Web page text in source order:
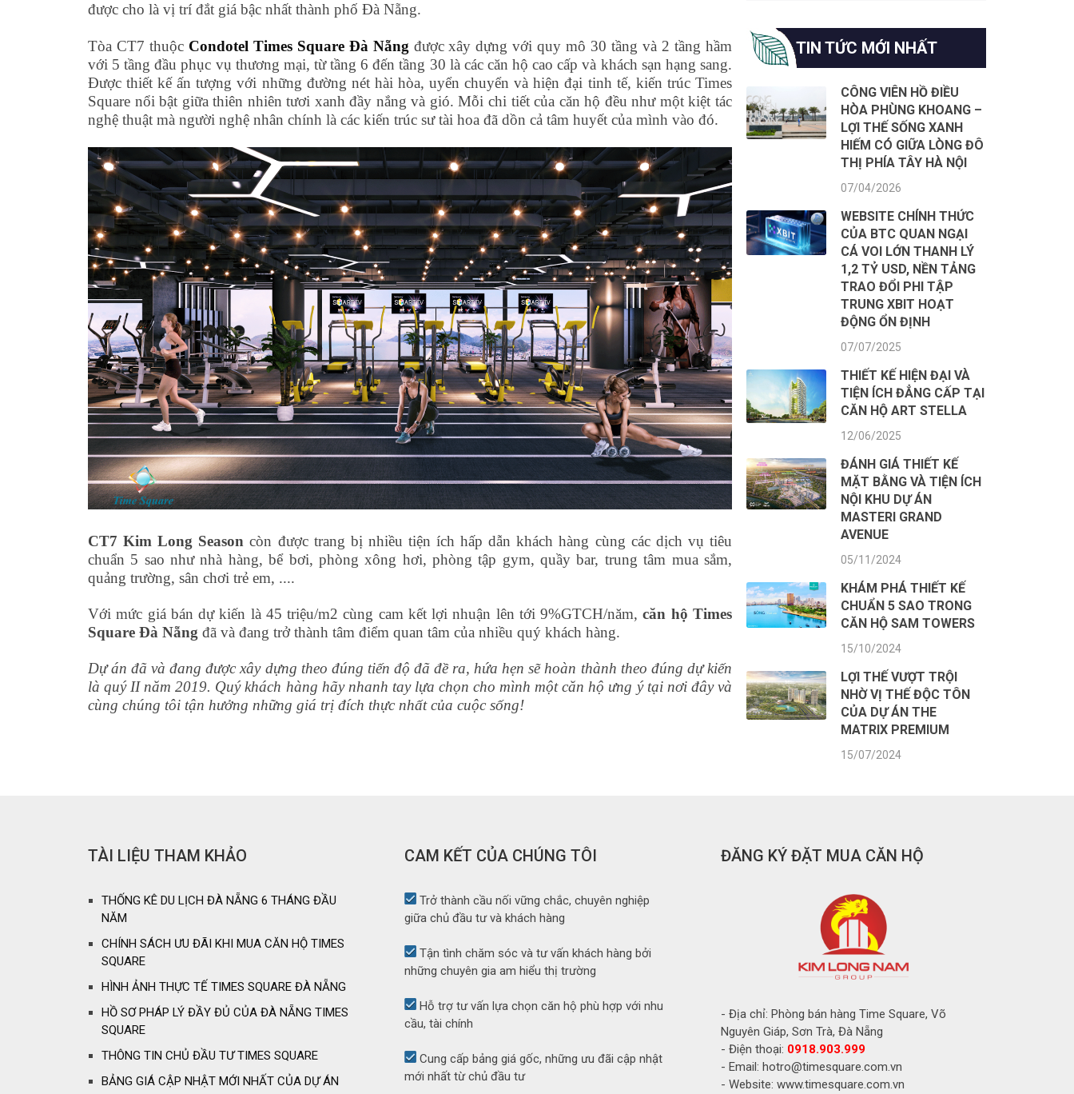
được cho là vị trí đắt giá bậc nhất thành phố Đà Nẵng.
Tòa CT7 thuộc Condotel Times Square Đà Nẵng được xây dựng với quy mô 30 tầng và 2 tầng hầm
với 5 tầng đầu phục vụ thương mại, từ tầng 6 đến tầng 30 là các căn hộ cao cấp và khách sạn hạng sang.
Được thiết kế ấn tượng với những đường nét hài hòa, uyển chuyển và hiện đại tinh tế, kiến trúc Times
Square nổi bật giữa thiên nhiên tươi xanh đầy nắng và gió. Mỗi chi tiết của căn hộ đều như một kiệt tác
nghệ thuật mà người nghệ nhân chính là các kiến trúc sư tài hoa đã dồn cả tâm huyết của mình vào đó.
CT7 Kim Long Seasoncòn được trang bị nhiều tiện ích hấp dẫn khách hàng cùng các dịch vụ tiêu
chuẩn 5 sao như nhà hàng, bể bơi, phòng xông hơi, phòng tập gym, quầy bar, trung tâm mua sắm,
quảng trường, sân chơi trẻ em, ....
Với mức giá bán dự kiến là 45 triệu/m2 cùng cam kết lợi nhuận lên tới 9%GTCH/năm,căn hộ Times
Square Đà Nẵng đã và đang trở thành tâm điểm quan tâm của nhiều quý khách hàng.
Dự án đã và đang được xây dựng theo đúng tiến độ đã đề ra, hứa hẹn sẽ hoàn thành theo đúng dự kiến
là quý II năm 2019. Quý khách hàng hãy nhanh tay lựa chọn cho mình một căn hộ ưng ý tại nơi đây và
cùng chúng tôi tận hưởng những giá trị đích thực nhất của cuộc sống!
TIN TỨC MỚI NHẤT
CÔNG VIÊN HỒ ĐIỀU
HÒA PHÙNG KHOANG –
LỢI THẾ SỐNG XANH
HIẾM CÓ GIỮA LÒNG ĐÔ
THỊ PHÍA TÂY HÀ NỘI
07/04/2026
WEBSITE CHÍNH THỨC
CỦA BTC QUAN NGẠI
CÁ VOI LỚN THANH LÝ
1,2 TỶ USD, NỀN TẢNG
TRAO ĐỔI PHI TẬP
TRUNG XBIT HOẠT
ĐỘNG ỔN ĐỊNH
07/07/2025
THIẾT KẾ HIỆN ĐẠI VÀ
TIỆN ÍCH ĐẲNG CẤP TẠI
CĂN HỘ ART STELLA
12/06/2025
ĐÁNH GIÁ THIẾT KẾ
MẶT BẰNG VÀ TIỆN ÍCH
NỘI KHU DỰ ÁN
MASTERI GRAND
AVENUE
05/11/2024
KHÁM PHÁ THIẾT KẾ
CHUẨN 5 SAO TRONG
CĂN HỘ SAM TOWERS
15/10/2024
LỢI THẾ VƯỢT TRỘI
NHỜ VỊ THẾ ĐỘC TÔN
CỦA DỰ ÁN THE
MATRIX PREMIUM
15/07/2024
TÀI LIỆU THAM KHẢO
THỐNG KÊ DU LỊCH ĐÀ NẴNG 6 THÁNG ĐẦU
NĂM
CHÍNH SÁCH ƯU ĐÃI KHI MUA CĂN HỘ TIMES
SQUARE
HÌNH ẢNH THỰC TẾ TIMES SQUARE ĐÀ NẴNG
HỒ SƠ PHÁP LÝ ĐẦY ĐỦ CỦA ĐÀ NẴNG TIMES
SQUARE
THÔNG TIN CHỦ ĐẦU TƯ TIMES SQUARE
BẢNG GIÁ CẬP NHẬT MỚI NHẤT CỦA DỰ ÁN
CAM KẾT CỦA CHÚNG TÔI
Trở thành cầu nối vững chắc, chuyên nghiệp
giữa chủ đầu tư và khách hàng
Tận tình chăm sóc và tư vấn khách hàng bởi
những chuyên gia am hiểu thị trường
Hỗ trợ tư vấn lựa chọn căn hộ phù hợp với nhu
cầu, tài chính
Cung cấp bảng giá gốc, những ưu đãi cập nhật
mới nhất từ chủ đầu tư
ĐĂNG KÝ ĐẶT MUA CĂN HỘ
- Địa chỉ: Phòng bán hàng Time Square, Võ
Nguyên Giáp, Sơn Trà, Đà Nẵng
- Điện thoại: 0918.903.999
- Email: hotro@timesquare.com.vn
- Website: www.timesquare.com.vn